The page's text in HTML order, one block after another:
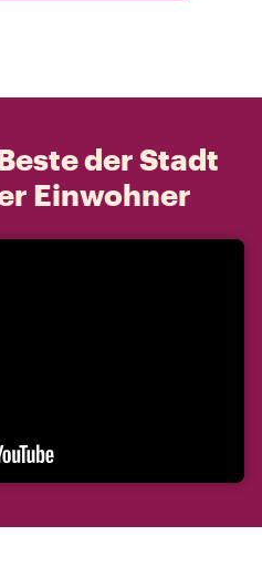
der Stadt
Einwohner